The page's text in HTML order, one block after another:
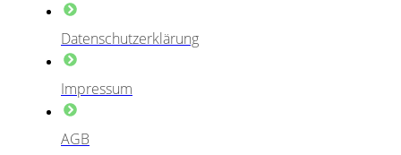
Datenschutzerklärung
Impressum
AGB